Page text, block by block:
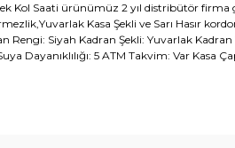
Kol Saati ürünümüz 2 yıl distribütör
Kasa Şekli ve Sarı Hasır
Rengi: Siyah Kadran Şekli: Yuvarlak Kadran
Dayanıklılığı: 5 ATM Takvim: Var Kasa